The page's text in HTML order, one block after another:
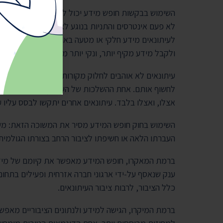
השימוש בבקשות חופש מידע יכול לשמש גם לאימות
לא פעם אינטרסים והתניות בנוגע לאופן פרסום
לעיתונאים מידע חלקי או מטעה באופן שישרת
ולקבל מידע מקיף יותר, ונקי יותר מאינטרסים.
עיתונאים לא אוהבים לחלוק מקורות, ובצדק. לעתים
לחשוף אותם. אחת ההשלכות של השימוש במקורות
אצלו, ואצלו בלבד. עיתונאים אחרים יתקשו לבסס
השימוש בחוק חופש המידע מסיר את המשוכה הזאת:
העברתו הלאה או חשיפתו לציבור הרחב בצורתו
ברמת המאקרו, חופש המידע מאפשר את קיומם של
ענק שנאסף על-ידי ארגוני חברה אזרחית ופעילים
כלל הציבור, לרבות ציבור העיתונאים.
ברמת המיקרו, הגישה למידע ולנתונים הציבוריים